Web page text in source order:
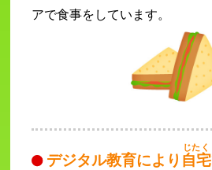
アで食事をしています。
デジタル教育により 自宅
じたく